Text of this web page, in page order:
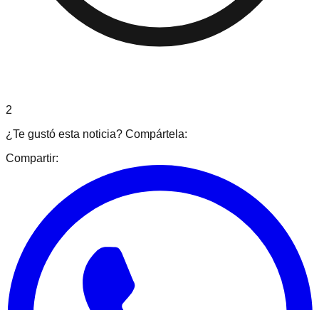
2
¿Te gustó esta noticia? Compártela:
Compartir: